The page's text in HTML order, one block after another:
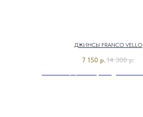
ДЖИНСЫ FRANCO VELLO
7 150 р.14 300 р.